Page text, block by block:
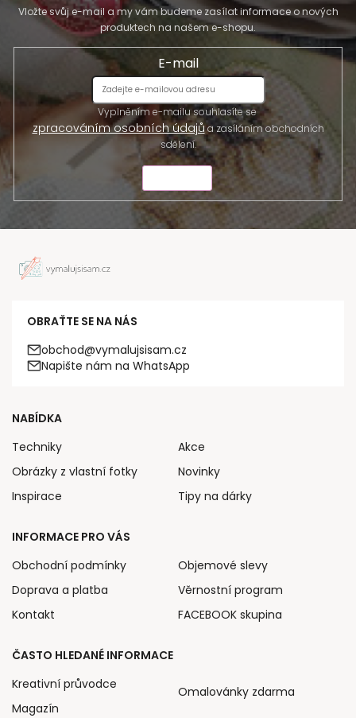
Vložte svůj e-mail a my vám budeme zasílat informace o nových
produktech na našem e-shopu.
E-mail
Vyplněním e-mailu souhlasíte se
zpracováním osobních údajůa zasíláním obchodních
sdělení.
OBRAŤTE SE NA NÁS
obchod@vymalujsisam.cz
Napište nám na WhatsApp
NABÍDKA
Techniky
Obrázky z vlastní fotky
Inspirace
Akce
Novinky
Tipy na dárky
INFORMACE PRO VÁS
Obchodní podmínky
Doprava a platba
Kontakt
Objemové slevy
Věrnostní program
FACEBOOK skupina
ČASTO HLEDANÉ INFORMACE
Kreativní průvodce
Magazín
Omalovánky zdarma